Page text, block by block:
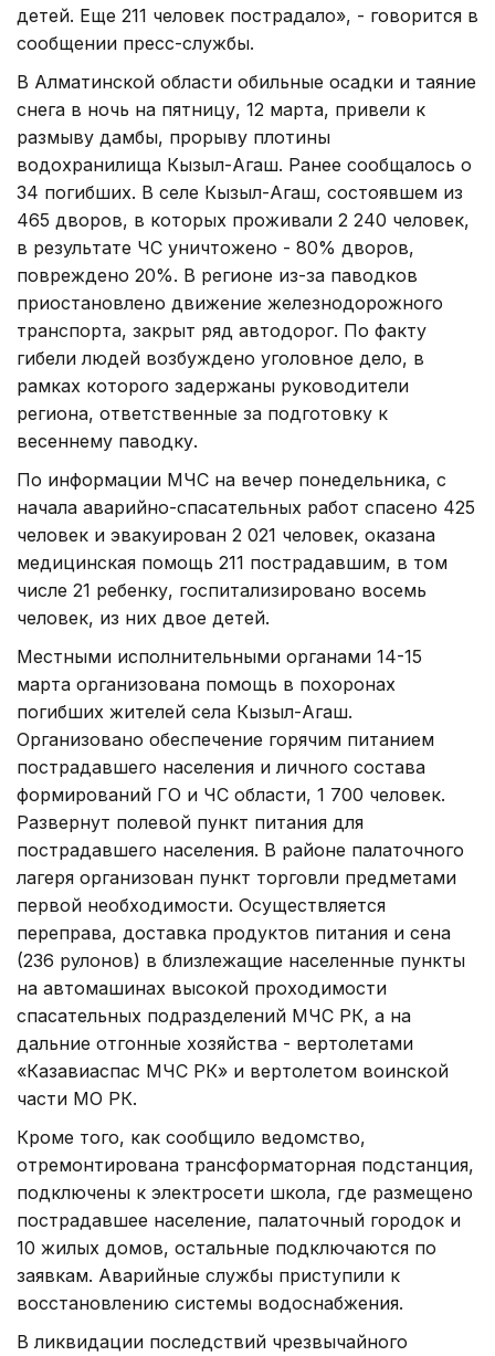
детей. Еще 211 человек пострадало», - говорится в
сообщении пресс-службы.
В Алматинской области обильные осадки и таяние
снега в ночь на пятницу, 12 марта, привели к
размыву дамбы, прорыву плотины
водохранилища Кызыл-Агаш. Ранее сообщалось о
34 погибших. В селе Кызыл-Агаш, состоявшем из
465 дворов, в которых проживали 2 240 человек,
в результате ЧС уничтожено - 80% дворов,
повреждено 20%. В регионе из-за паводков
приостановлено движение железнодорожного
транспорта, закрыт ряд автодорог. По факту
гибели людей возбуждено уголовное дело, в
рамках которого задержаны руководители
региона, ответственные за подготовку к
весеннему паводку.
По информации МЧС на вечер понедельника, с
начала аварийно-спасательных работ спасено 425
человек и эвакуирован 2 021 человек, оказана
медицинская помощь 211 пострадавшим, в том
числе 21 ребенку, госпитализировано восемь
человек, из них двое детей.
Местными исполнительными органами 14-15
марта организована помощь в похоронах
погибших жителей села Кызыл-Агаш.
Организовано обеспечение горячим питанием
пострадавшего населения и личного состава
формирований ГО и ЧС области, 1 700 человек.
Развернут полевой пункт питания для
пострадавшего населения. В районе палаточного
лагеря организован пункт торговли предметами
первой необходимости. Осуществляется
переправа, доставка продуктов питания и сена
(236 рулонов) в близлежащие населенные пункты
на автомашинах высокой проходимости
спасательных подразделений МЧС РК, а на
дальние отгонные хозяйства - вертолетами
«Казавиаспас МЧС РК» и вертолетом воинской
части МО РК.
Кроме того, как сообщило ведомство,
отремонтирована трансформаторная подстанция,
подключены к электросети школа, где размещено
пострадавшее население, палаточный городок и
10 жилых домов, остальные подключаются по
заявкам. Аварийные службы приступили к
восстановлению системы водоснабжения.
В ликвидации последствий чрезвычайного